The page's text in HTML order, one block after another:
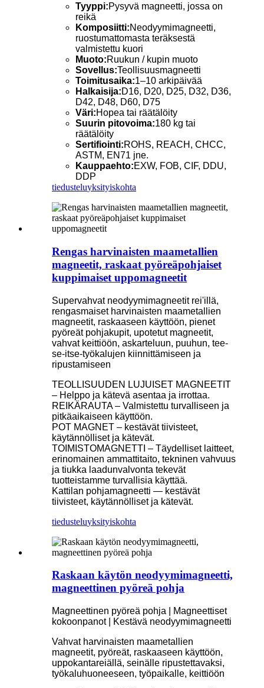
Tyyppi:Pysyvä magneetti, jossa on
reikä
Komposiitti:Neodyymimagneetti,
ruostumattomasta teräksestä
valmistettu kuori
Muoto:Ruukun / kupin muoto
Sovellus:Teollisuusmagneetti
Toimitusaika:1–10 arkipäivää
Halkaisija:D16, D20, D25, D32, D36,
D42, D48, D60, D75
Väri:Hopea tai räätälöity
Suurin pitovoima:180 kg tai
räätälöity
Sertifiointi:ROHS, REACH, CHCC,
ASTM, EN71 jne.
Kauppaehto:EXW, FOB, CIF, DDU,
DDP
tiedusteluyksityiskohta
Rengas harvinaisten maametallien
magneetit, raskaat pyöreäpohjaiset
kuppimaiset uppomagneetit
Supervahvat neodyymimagneetit rei'illä,
rengasmaiset harvinaisten maametallien
magneetit, raskaaseen käyttöön, pienet
pyöreät pohjakupit, upotetut magneetit,
vahvat keittiöön, askarteluun, puuhun, tee-
se-itse-työkalujen kiinnittämiseen ja
ripustamiseen
TEOLLISUUDEN LUJUISET MAGNEETIT
– Helppo ja kätevä asentaa ja irrottaa.
REIKÄRAUTA – Valmistettu turvalliseen ja
pitkäaikaiseen käyttöön.
POT MAGNET – kestävät tiivisteet,
käytännölliset ja kätevät.
TOIMISTOMAGNETTI – Täydelliset laitteet,
erinomainen ammattitaito, tekninen vahvuus
ja tiukka laadunvalvonta tekevät
tuotteistamme turvallisia käyttää.
Kattilan pohjamagneetti — kestävät
tiivisteet, käytännölliset ja kätevät.
tiedusteluyksityiskohta
Raskaan käytön neodyymimagneetti,
magneettinen pyöreä pohja
Magneettinen pyöreä pohja | Magneettiset
kokoonpanot | Kestävä neodyymimagneetti
Vahvat harvinaisten maametallien
magneetit, pyöreät, raskaaseen käyttöön,
uppokantareiällä, seinälle ripustettavaksi,
työkaluhuoneeseen, työpaikalle, keittiöön